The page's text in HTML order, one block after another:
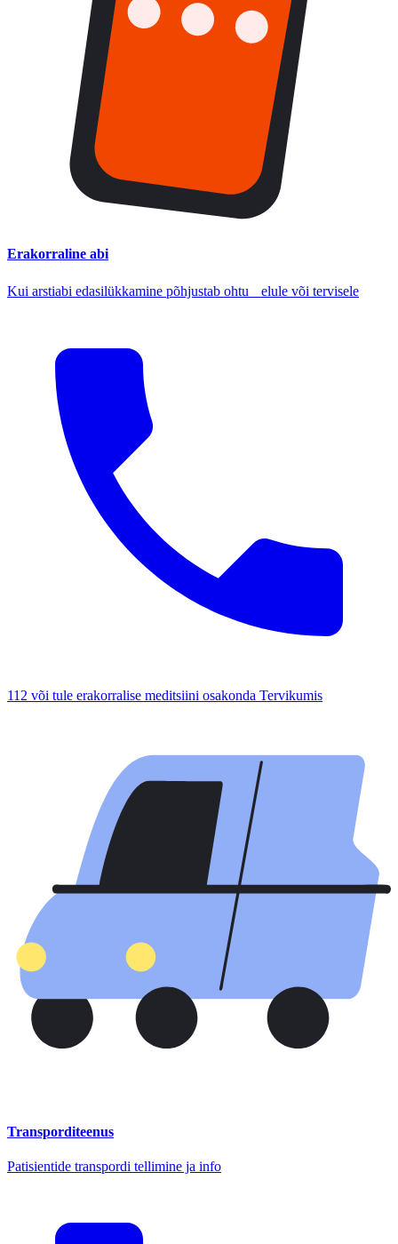
Erakorraline abi
Kui arstiabi edasilükkamine põhjustab ohtu elule või tervisele
112 või tule erakorralise meditsiini osakonda Tervikumis
Transporditeenus
Patisientide transpordi tellimine ja info